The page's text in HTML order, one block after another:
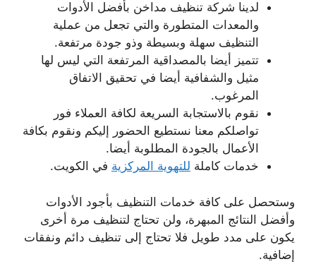
لدينا شركة تنظيف مداخن بأفضل الأدوات
والمعدات المتطورة والتي تجعل من عملية
التنظيف سهلة وبسيطة وذو جودة مرتفعة.
تتميز أيضا بالمصداقية المرتفعة التي ليس لها
مثيل والشفافية أيضا في تحقيق الاتفاق
المرغوب.
نقوم بالاستجابة السريعة لكافة العملاء فور
تواصلكم معنا نستطيع الحضور إليكم ونقوم بكافة
الأعمال بالجودة المطلوبة أيضا.
خدمات كاملة للتهوية المركزية في الكويت.
وستحصل على كافة خدمات التنظيف بأجود الأدوات
وأفضل النتائج المبهرة، ولن تحتاج لتنظيف مرة أخرى
يكون على مدد طويل فلا تحتاج إلى تنظيف دائم ونفقات
إضافية.